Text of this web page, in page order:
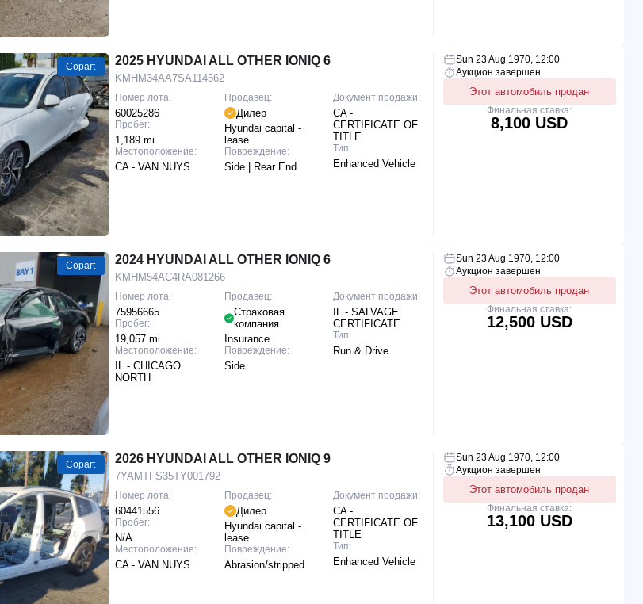
Copart 2025 HYUNDAI ALL OTHER IONIQ 6
KMHM34AA7SA114562
Номер лота:
60025286
Пробег:
1,189 mi
Местоположение:
CA - VAN NUYS
Продавец:
Дилер
Hyundai capital -
lease
Повреждение:
Side | Rear End
Документ продажи:
CA -
CERTIFICATE OF
TITLE
Тип:
Enhanced Vehicle
Sun 23 Aug 1970, 12:00
Аукцион завершен
Этот автомобиль продан
Финальная ставка:
8,100 USD
Copart 2024 HYUNDAI ALL OTHER IONIQ 6
KMHM54AC4RA081266
Номер лота:
75956665
Пробег:
19,057 mi
Местоположение:
IL - CHICAGO
NORTH
Продавец:
Страховая
компания
Insurance
Повреждение:
Side
Документ продажи:
IL - SALVAGE
CERTIFICATE
Тип:
Run & Drive
Sun 23 Aug 1970, 12:00
Аукцион завершен
Этот автомобиль продан
Финальная ставка:
12,500 USD
Copart 2026 HYUNDAI ALL OTHER IONIQ 9
7YAMTFS35TY001792
Номер лота:
60441556
Пробег:
N/A
Местоположение:
CA - VAN NUYS
Продавец:
Дилер
Hyundai capital -
lease
Повреждение:
Abrasion/stripped
Документ продажи:
CA -
CERTIFICATE OF
TITLE
Тип:
Enhanced Vehicle
Sun 23 Aug 1970, 12:00
Аукцион завершен
Этот автомобиль продан
Финальная ставка:
13,100 USD